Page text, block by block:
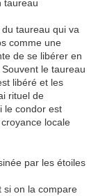
taureau
taureau qui va
comme une
de se libérer en
le taureau
libéré et les
rituel de
le condor est
locale
par les étoiles
si on la compare